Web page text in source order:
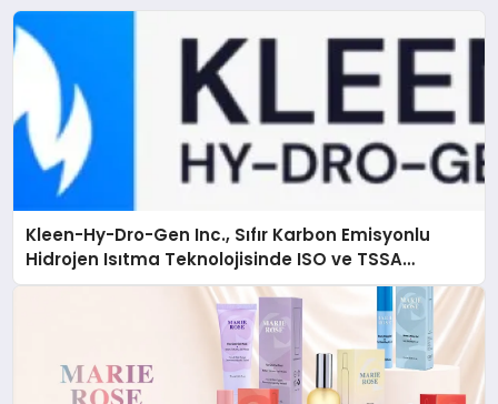
Kleen-Hy-Dro-Gen Inc., Sıfır Karbon Emisyonlu
Hidrojen Isıtma Teknolojisinde ISO ve TSSA
Düzenleyici Onaylarını Aldı